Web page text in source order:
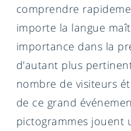
comprendre
importe la langue
importance dans la
d'autant plus
nombre de visiteurs
de ce grand
pictogrammes jouent